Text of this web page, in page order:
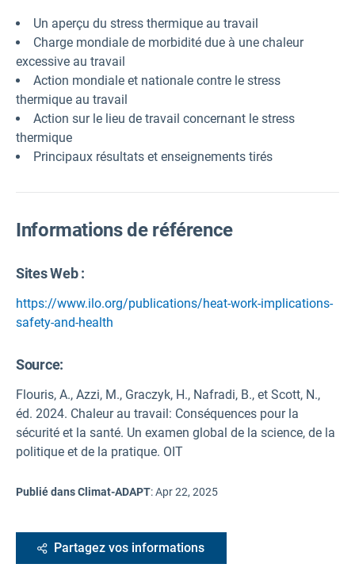
Un aperçu du stress thermique au travail
Charge mondiale de morbidité due à une chaleur
excessive au travail
Action mondiale et nationale contre le stress
thermique au travail
Action sur le lieu de travail concernant le stress
thermique
Principaux résultats et enseignements tirés
Informations de référence
Sites Web :
https://www.ilo.org/publications/heat-work-implications-
safety-and-health
Source:
Flouris, A., Azzi, M., Graczyk, H., Nafradi, B., et Scott, N.,
éd. 2024. Chaleur au travail: Conséquences pour la
sécurité et la santé. Un examen global de la science, de la
politique et de la pratique. OIT
Publié dans Climat-ADAPT:Apr 22, 2025
Partagez vos informations